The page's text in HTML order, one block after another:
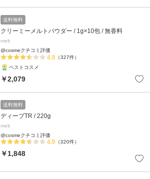
送料無料
クリーミーメルトパウダー / 1g×10包 / 無香料
melt
@cosmeクチコミ評価
4.9 （327件）
ベストコスメ
￥2,079
送料無料
ディープTR / 220g
melt
@cosmeクチコミ評価
4.9 （320件）
￥1,848